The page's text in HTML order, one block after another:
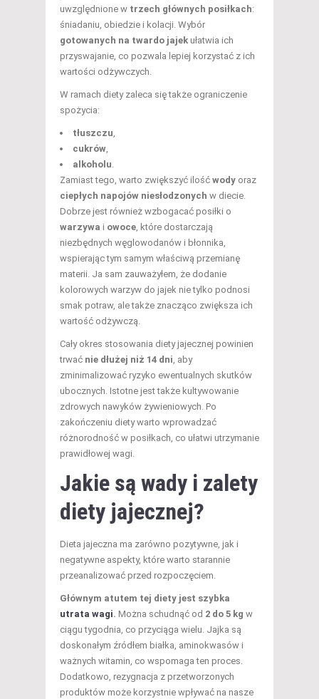
uwzględnione w trzech głównych posiłkach:
śniadaniu, obiedzie i kolacji. Wybór
gotowanych na twardo jajek ułatwia ich
przyswajanie, co pozwala lepiej korzystać z ich
wartości odżywczych.
W ramach diety zaleca się także ograniczenie
spożycia:
tłuszczu,
cukrów,
alkoholu.
Zamiast tego, warto zwiększyć ilość wody oraz
ciepłych napojów niesłodzonych w diecie.
Dobrze jest również wzbogacać posiłki o
warzywa i owoce, które dostarczają
niezbędnych węglowodanów i błonnika,
wspierając tym samym właściwą przemianę
materii. Ja sam zauważyłem, że dodanie
kolorowych warzyw do jajek nie tylko podnosi
smak potraw, ale także znacząco zwiększa ich
wartość odżywczą.
Cały okres stosowania diety jajecznej powinien
trwać nie dłużej niż 14 dni, aby
zminimalizować ryzyko ewentualnych skutków
ubocznych. Istotne jest także kultywowanie
zdrowych nawyków żywieniowych. Po
zakończeniu diety warto wprowadzać
różnorodność w posiłkach, co ułatwi utrzymanie
prawidłowej wagi.
Jakie są wady i zalety
diety jajecznej?
Dieta jajeczna ma zarówno pozytywne, jak i
negatywne aspekty, które warto starannie
przeanalizować przed rozpoczęciem.
Głównym atutem tej diety jest szybka
utrata wagi. Można schudnąć od 2 do 5 kg w
ciągu tygodnia, co przyciąga wielu. Jajka są
doskonałym źródłem białka, aminokwasów i
ważnych witamin, co wspomaga ten proces.
Dodatkowo, rezygnacja z przetworzonych
produktów może korzystnie wpływać na nasze